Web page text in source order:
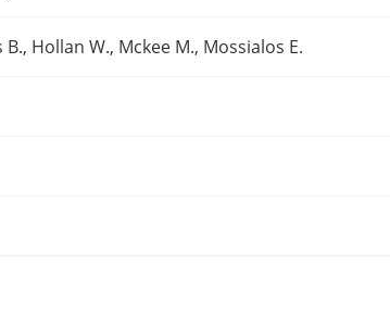
Hollan W., Mckee M., Mossialos E.